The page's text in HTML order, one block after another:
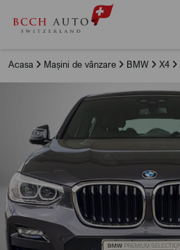
Acasa Mașini de vânzare BMW X4